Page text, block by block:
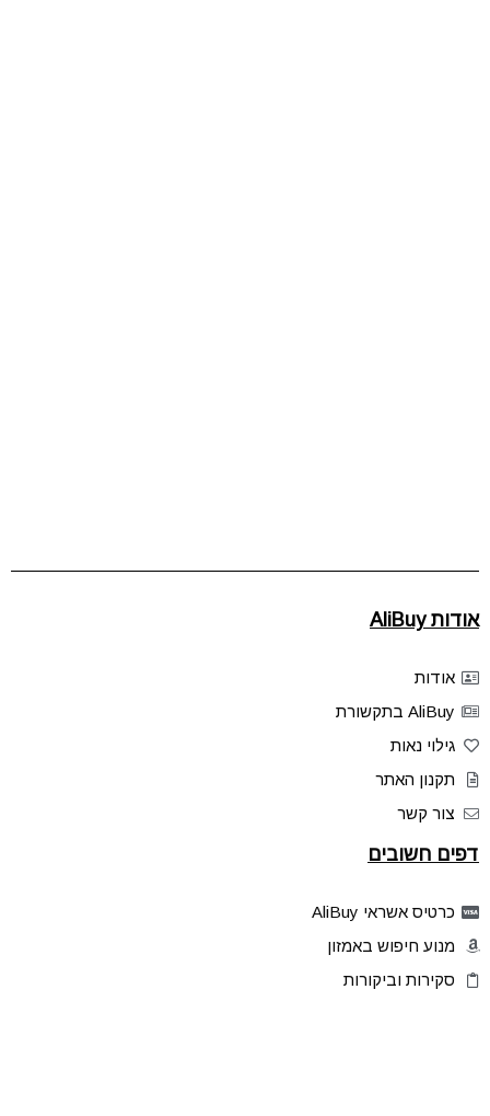
אודות AliBuy
אודות
AliBuy בתקשורת
גילוי נאות
תקנון האתר
צור קשר
דפים חשובים
כרטיס אשראי AliBuy
מנוע חיפוש באמזון
סקירות וביקורות